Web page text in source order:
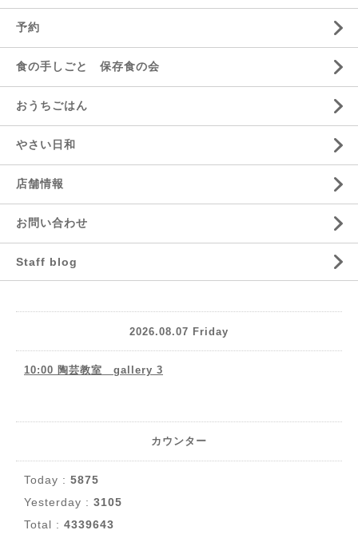
予約
食の手しごと 保存食の会
おうちごはん
やさい日和
店舗情報
お問い合わせ
Staff blog
2026.08.07 Friday
10:00 陶芸教室 gallery 3
カウンター
Today : 5875
Yesterday : 3105
Total : 4339643